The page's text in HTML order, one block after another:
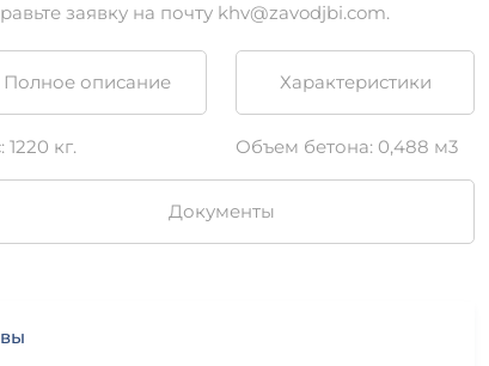
заявку на почту khv@zavodjbi.com.
Полное описание Характеристики
1220 кг. Объем бетона: 0,488 м3
Документы